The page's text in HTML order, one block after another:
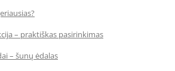
– praktiškas pasirinkimas
– šunų ėdalas